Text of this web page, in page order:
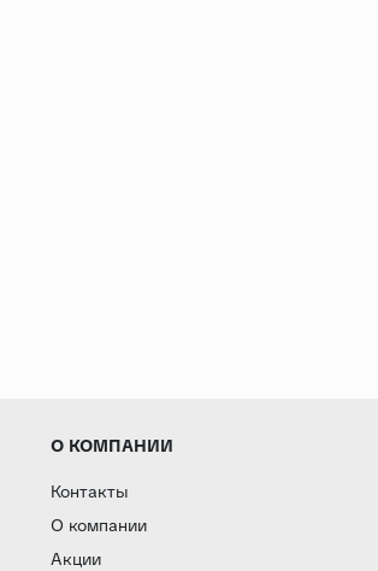
О КОМПАНИИ
Контакты
О компании
Акции